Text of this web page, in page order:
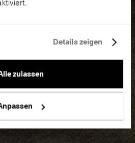
Details zeigen
zulassen